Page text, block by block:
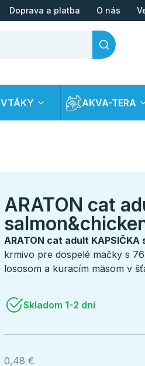
Doprava a platba O nás
VTÁKY AKVA-TERA
ARATON cat
ARATON cat adult KAPSIČKA
krmivo pre dospelé mačky s
lososom a kuracím mäsom v
Skladom 1-2 dní
0,48 €